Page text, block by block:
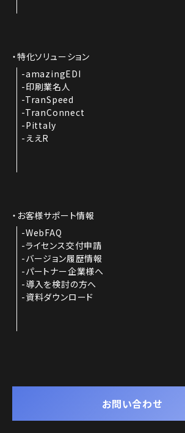
特化ソリューション
amazingEDI
印刷業名人
TranSpeed
TranConnect
Pittaly
ええR
お客様サポート情報
WebFAQ
ライセンス交付申請
バージョン履歴情報
パートナー企業様へ
導入を検討の方へ
資料ダウンロード
お問い合わせ